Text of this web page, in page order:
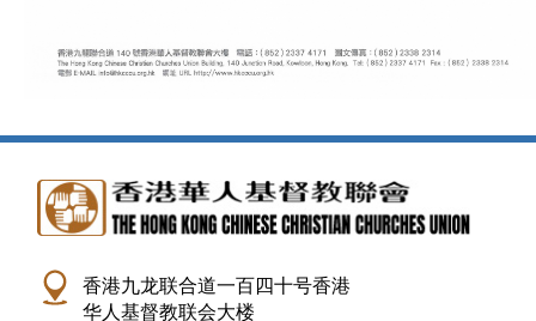
香港九龙联合道一百四十号香港
华人基督教联会大楼